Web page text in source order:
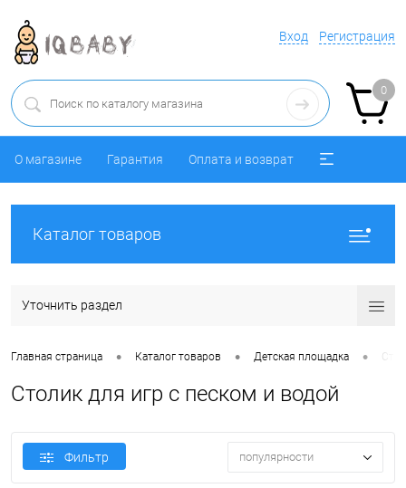
Вход Регистрация
0
О магазине Гарантия Оплата и возврат
Каталог товаров
Уточнить раздел
Главная страница • Каталог товаров • Детская площадка •
Столик для игр с песком и водой
Фильтр популярности